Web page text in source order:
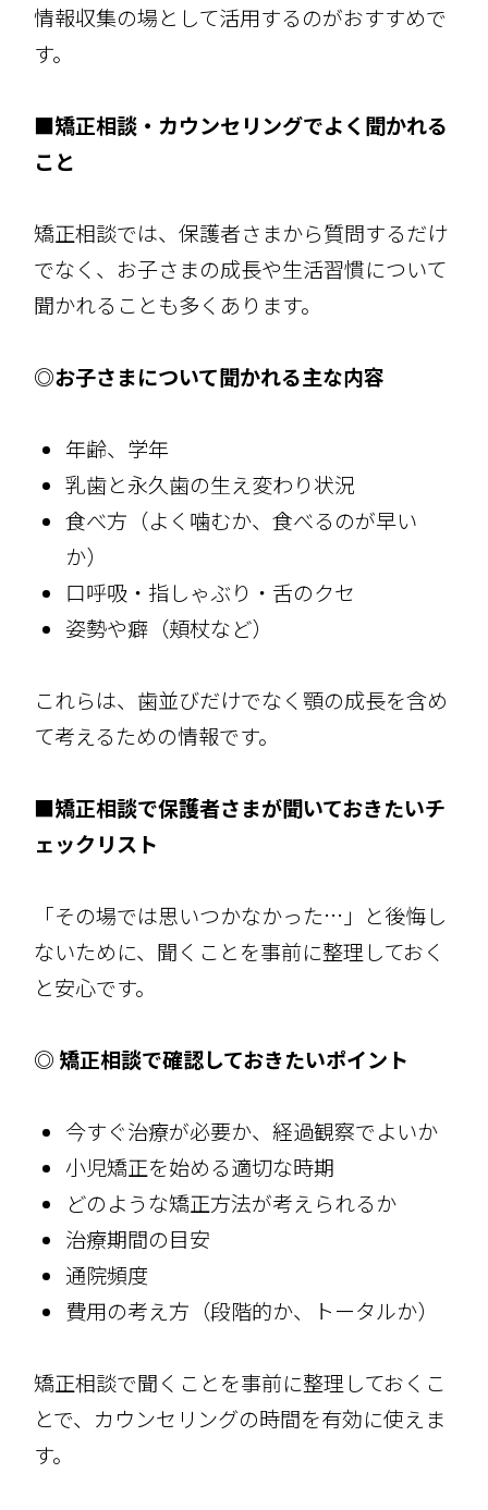
情報収集の場として活用するのがおすすめで
す。
■矯正相談・カウンセリングでよく聞かれる
こと
矯正相談では、保護者さまから質問するだけ
でなく、お子さまの成長や生活習慣について
聞かれることも多くあります。
◎お子さまについて聞かれる主な内容
年齢、学年
乳歯と永久歯の生え変わり状況
食べ方（よく噛むか、食べるのが早い
か）
口呼吸・指しゃぶり・舌のクセ
姿勢や癖（頬杖など）
これらは、歯並びだけでなく顎の成長を含め
て考えるための情報です。
■矯正相談で保護者さまが聞いておきたいチ
ェックリスト
「その場では思いつかなかった…」と後悔し
ないために、聞くことを事前に整理しておく
と安心です。
◎ 矯正相談で確認しておきたいポイント
今すぐ治療が必要か、経過観察でよいか
小児矯正を始める適切な時期
どのような矯正方法が考えられるか
治療期間の目安
通院頻度
費用の考え方（段階的か、トータルか）
矯正相談で聞くことを事前に整理しておくこ
とで、カウンセリングの時間を有効に使えま
す。